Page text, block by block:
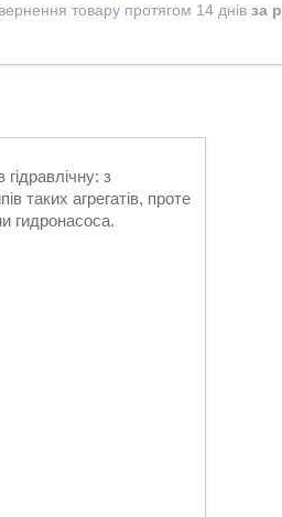
товару протягом 14 днів за
з
таких агрегатів, проте
гидронасоса.